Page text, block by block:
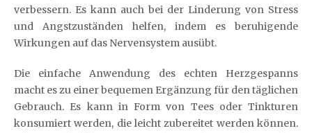
verbessern. Es kann auch bei der Linderung von Stress
und Angstzuständen helfen, indem es beruhigende
Wirkungen auf das Nervensystem ausübt.
Die einfache Anwendung des echten Herzgespanns
macht es zu einer bequemen Ergänzung für den täglichen
Gebrauch. Es kann in Form von Tees oder Tinkturen
konsumiert werden, die leicht zubereitet werden können.